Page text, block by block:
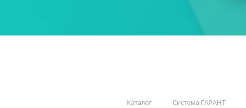
Каталог Система ГАРАНТ